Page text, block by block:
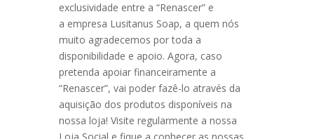
exclusividade entre a “Renascer” e
a empresa Lusitanus Soap, a quem nós
muito agradecemos por toda a
disponibilidade e apoio. Agora, caso
pretenda apoiar financeiramente a
“Renascer”, vai poder fazê-lo através da
aquisição dos produtos disponíveis na
nossa loja! Visite regularmente a nossa